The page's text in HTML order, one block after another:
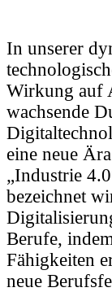
In unserer
Wirkung auf
wachsende
eine neue
„Industrie
bezeichnet
Berufe,
Fähigkeiten
neue